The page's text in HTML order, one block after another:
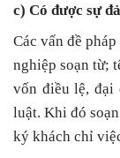
c) Có được sự
Các vấn đề
nghiệp soạn từ;
vốn điều lệ, đại
luật. Khi đó
ký khách chỉ